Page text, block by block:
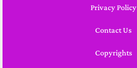
Privacy Policy
Contact Us
Copyrights